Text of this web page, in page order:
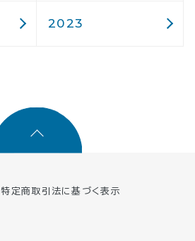
2023
特定商取引法に基づく表示